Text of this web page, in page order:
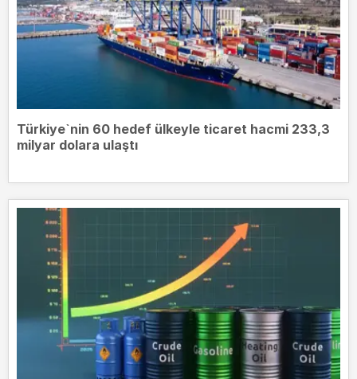
Türkiye`nin 60 hedef ülkeyle ticaret hacmi 233,3
milyar dolara ulaştı